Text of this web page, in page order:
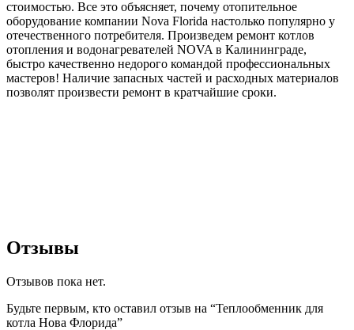
стоимостью. Все это объясняет, почему отопительное
оборудование компании Nova Florida настолько популярно у
отечественного потребителя. Произведем ремонт котлов
отопления и водонагревателей NOVA в Калининграде,
быстро качественно недорого командой профессиональных
мастеров! Наличие запасных частей и расходных материалов
позволят произвести ремонт в кратчайшие сроки.
Отзывы
Отзывов пока нет.
Будьте первым, кто оставил отзыв на “Теплообменник для
котла Нова Флорида”